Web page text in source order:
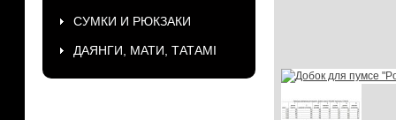
СУМКИ И РЮКЗАКИ
ДАЯНГИ, МАТИ, ТАТАМІ